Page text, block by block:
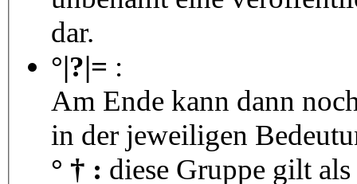
dar.
°|?|= :
Am Ende kann dann
in der jeweiligen
° † : diese Gruppe gilt als